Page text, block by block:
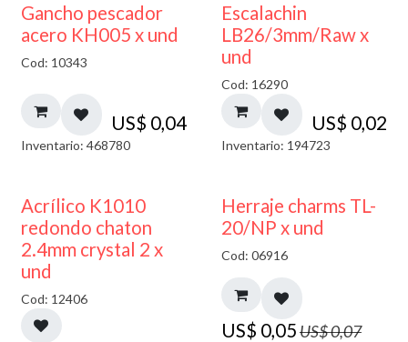
Gancho pescador
acero KH005 x und
Cod: 10343
US$ 0,04
Inventario: 468780
Escalachin
LB26/3mm/Raw x
und
Cod: 16290
US$ 0,02
Inventario: 194723
50% DESCUENTO
Acrílico K1010
redondo chaton
2.4mm crystal 2 x
und
Cod: 12406
40% DESCUENTO
Herraje charms TL-
20/NP x und
Cod: 06916
US$ 0,05US$0,07